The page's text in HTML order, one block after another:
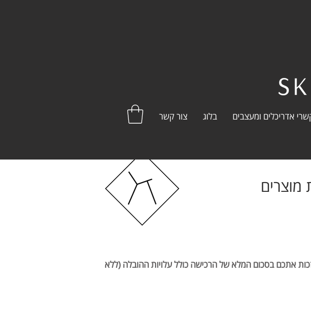
אדריכלים ומעצבים בלוג צור קשר
מוצרים
אתכם בסכום המלא של הרכישה כולל עלויות ההובלה (ללא